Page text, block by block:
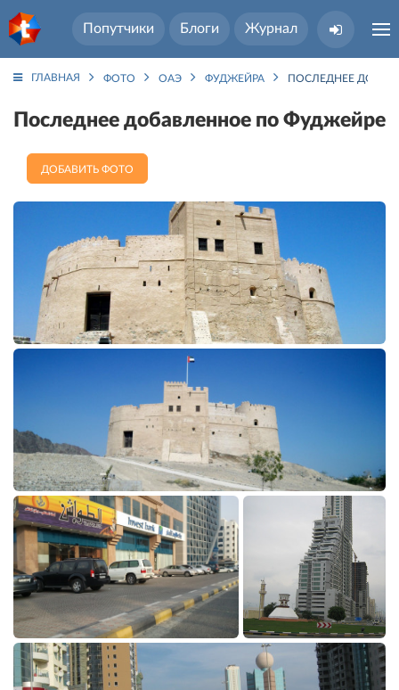
Попутчики Блоги Журнал
ГЛАВНАЯ ФОТО ОАЭ ФУДЖЕЙРА ПОСЛЕДНЕЕ
Последнее добавленное по Фуджейре
ДОБАВИТЬ ФОТО